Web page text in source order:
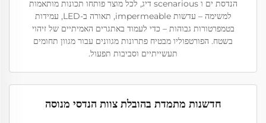
הנדסת ים ו scenarious דיג, לכל מוצר פותחו תכונות מותאמות
למשימה – עדשות impermeable, תאורה ב-LED, עמידות
בטמפרטורות גבוהות – כדי לעמוד באתגרים האמיתיים של זיהוי
בשטח. הפורטפוליו מבטיח פתרונות מגוונים עבור מגוון תחומים
תעשייתיים וסביבות תפעול.
חדשנות מתמדת בהובלת צוות הנדסי מנוסה